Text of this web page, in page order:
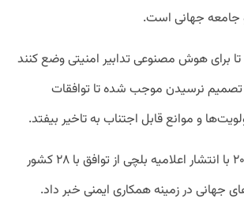
جهانی است.
برای هوش مصنوعی تدابیر امنیتی وضع کنند
تصمیم نرسیدن موجب شده تا توافقات
و موانع قابل اجتناب به تاخیر بیفتد.
بریتانیا در نوامبر ۲۰۲۳ با انتشار اعلامیه بلچی از توافق با ۲۸ کشور
در زمینه همکاری ایمنی خبر داد.